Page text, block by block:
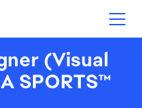
(Visual
SPORTS™